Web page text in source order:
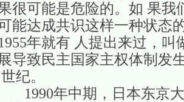
很可能是危险的。如 果我
能达成共识这样一种状态
年就有 人提出来过，
导致民主国家主权体制发
纪。
年中期，日本东京大